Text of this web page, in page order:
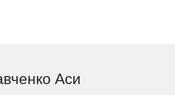
Аси